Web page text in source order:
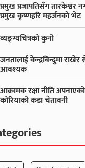
प्रमुख प्रजापतिसँग तारकेश्वर
प्रमुख कृष्णहरि महर्जनको भेट
व्यङ्ग्यचित्रको कुनो
जनतालाई केन्द्रबिन्दुमा राखेर
आवश्यक
आक्रामक रक्षा नीति
कोरियाको कडा चेतावनी